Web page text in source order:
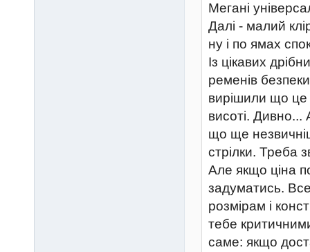
Мегані
Далі - малий
ну і по ямах
Із цікавих
ременів
вирішили що це
висоті.
що ще
стрілки. Треба
Але якщо ціна
задуматись.
розмірам і
тебе
саме: якщо